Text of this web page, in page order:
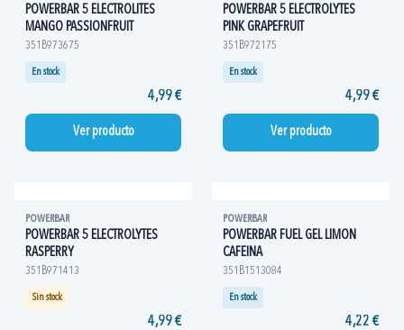
POWERBAR 5 ELECTROLITES
MANGO PASSIONFRUIT
351B973675
En stock
4,99 €
Ver producto
POWERBAR 5 ELECTROLYTES
PINK GRAPEFRUIT
351B972175
En stock
4,99 €
Ver producto
POWERBAR
POWERBAR 5 ELECTROLYTES
RASPERRY
351B971413
Sin stock
4,99 €
POWERBAR
POWERBAR FUEL GEL LIMON
CAFEINA
351B1513084
En stock
4,22 €